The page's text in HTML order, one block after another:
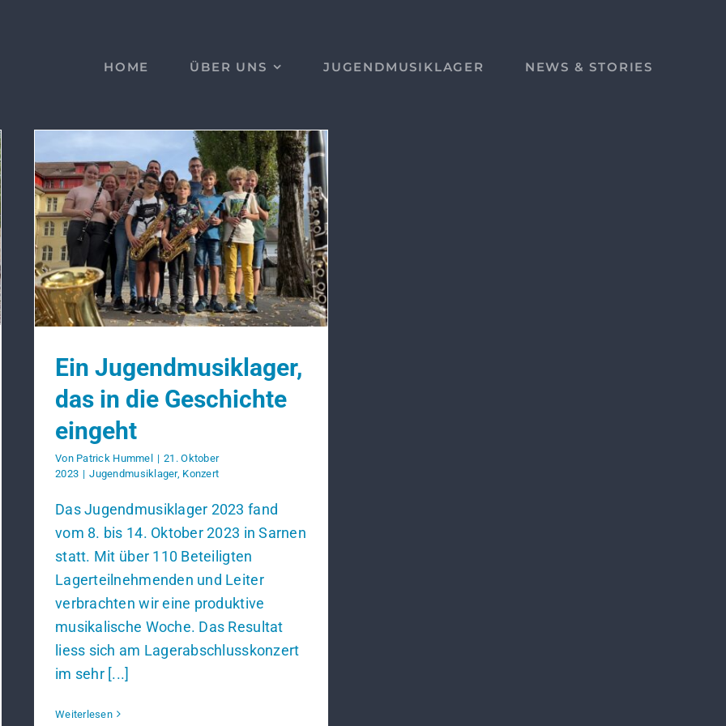
HOME ÜBER UNS JUGENDMUSIKLAGER NEWS & STORIES
Ein Jugendmusiklager,
das in die Geschichte
eingeht
Von Patrick Hummel | 21. Oktober
2023 | Jugendmusiklager, Konzert
Das Jugendmusiklager 2023 fand
vom 8. bis 14. Oktober 2023 in Sarnen
statt. Mit über 110 Beteiligten
Lagerteilnehmenden und Leiter
verbrachten wir eine produktive
musikalische Woche. Das Resultat
liess sich am Lagerabschlusskonzert
im sehr [...]
Weiterlesen